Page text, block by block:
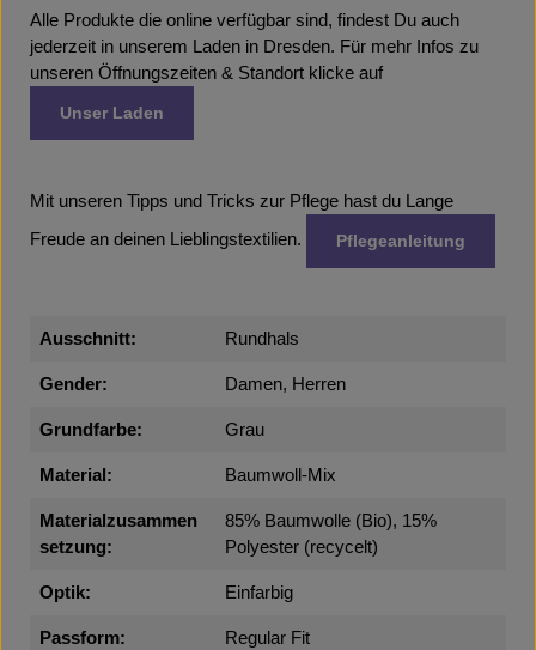
Alle Produkte die online verfügbar sind, findest Du auch
jederzeit in unserem Laden in Dresden. Für mehr Infos zu
unseren Öffnungszeiten & Standort klicke auf
Unser Laden
Mit unseren Tipps und Tricks zur Pflege hast du Lange
Freude an deinen Lieblingstextilien. Pflegeanleitung
Ausschnitt: Rundhals
Gender: Damen, Herren
Grundfarbe: Grau
Material: Baumwoll-Mix
Materialzusammen
setzung:
85% Baumwolle (Bio), 15%
Polyester (recycelt)
Optik: Einfarbig
Passform: Regular Fit